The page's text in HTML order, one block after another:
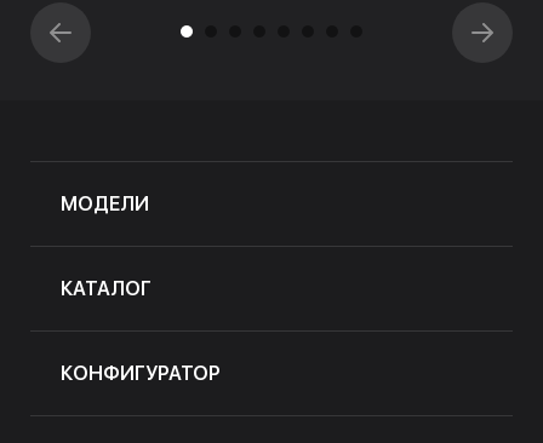
МОДЕЛИ
КАТАЛОГ
КОНФИГУРАТОР